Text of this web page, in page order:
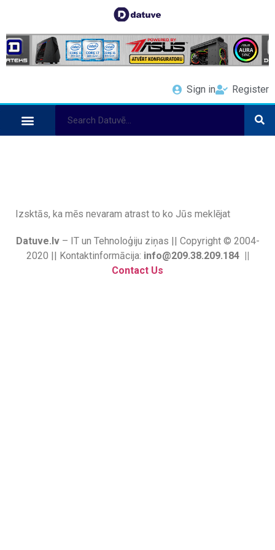
Sign in Register
Izsktās, ka mēs nevaram atrast to ko Jūs meklējat
Datuve.lv– IT un Tehnoloģiju ziņas || Copyright © 2004-
2020 || Kontaktinformācija: info@209.38.209.184 ||
Contact Us